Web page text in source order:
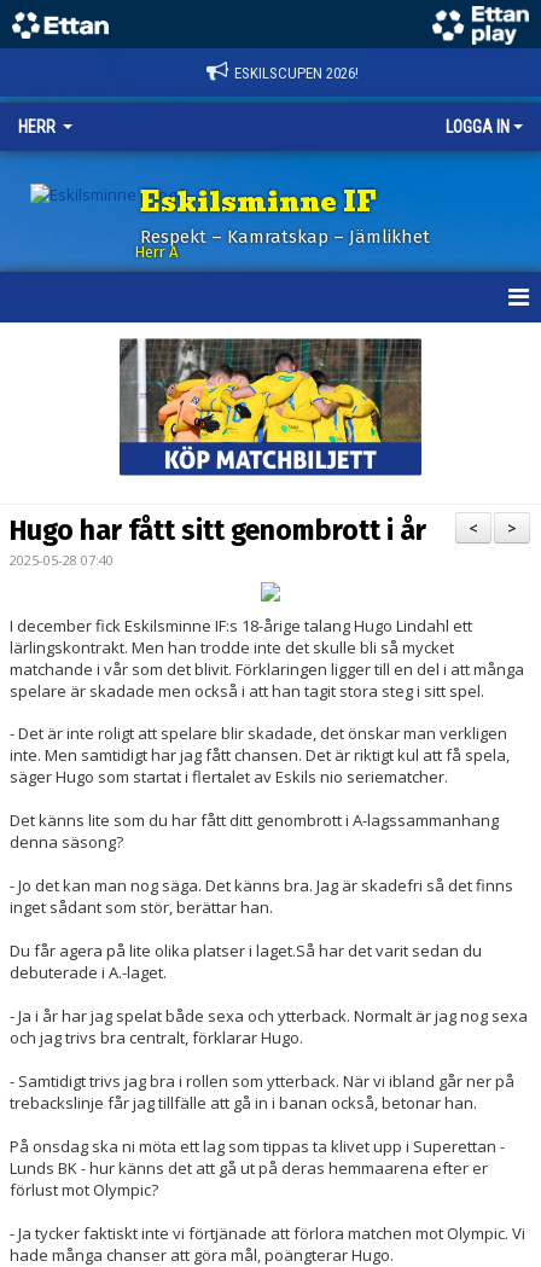
ESKILSCUPEN 2026!
HERR LOGGA IN
Eskilsminne IF
Respekt – Kamratskap – Jämlikhet
Herr A
BILDGALLERI
MATCHER
>
<
Hugo har fått sitt genombrott i år
2025-05-28 07:40
I december fick Eskilsminne IF:s 18-årige talang Hugo Lindahl ett
lärlingskontrakt. Men han trodde inte det skulle bli så mycket
matchande i vår som det blivit. Förklaringen ligger till en del i att många
spelare är skadade men också i att han tagit stora steg i sitt spel.
- Det är inte roligt att spelare blir skadade, det önskar man verkligen
inte. Men samtidigt har jag fått chansen. Det är riktigt kul att få spela,
säger Hugo som startat i flertalet av Eskils nio seriematcher.
Det känns lite som du har fått ditt genombrott i A-lagssammanhang
denna säsong?
- Jo det kan man nog säga. Det känns bra. Jag är skadefri så det finns
inget sådant som stör, berättar han.
Du får agera på lite olika platser i laget.Så har det varit sedan du
debuterade i A.-laget.
- Ja i år har jag spelat både sexa och ytterback. Normalt är jag nog sexa
och jag trivs bra centralt, förklarar Hugo.
- Samtidigt trivs jag bra i rollen som ytterback. När vi ibland går ner på
trebackslinje får jag tillfälle att gå in i banan också, betonar han.
På onsdag ska ni möta ett lag som tippas ta klivet upp i Superettan -
Lunds BK - hur känns det att gå ut på deras hemmaarena efter er
förlust mot Olympic?
- Ja tycker faktiskt inte vi förtjänade att förlora matchen mot Olympic. Vi
hade många chanser att göra mål, poängterar Hugo.